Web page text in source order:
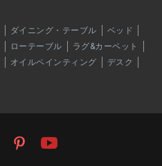
ダイニング・テーブル
ベッド
ローテーブル
ラグ&カーペット
オイルペインティング
デスク